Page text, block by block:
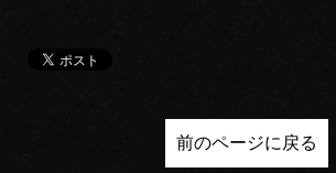
前のページに戻る